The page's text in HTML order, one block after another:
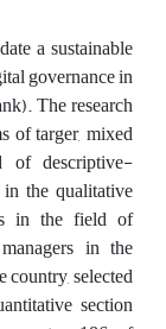
a sustainable
governance in
The research
of targer, mixed
of descriptive-
the qualitative
in the field of
in the
country, selected
section